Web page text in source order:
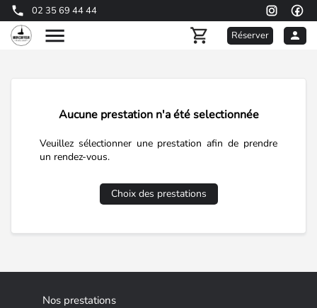
02 35 69 44 44
Réserver
Aucune prestation n'a été selectionnée
Veuillez sélectionner une prestation afin de prendre
un rendez-vous.
Choix des prestations
Nos prestations